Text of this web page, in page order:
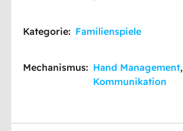
Kategorie: Familienspiele
Mechanismus: Hand Management,
Kommunikation